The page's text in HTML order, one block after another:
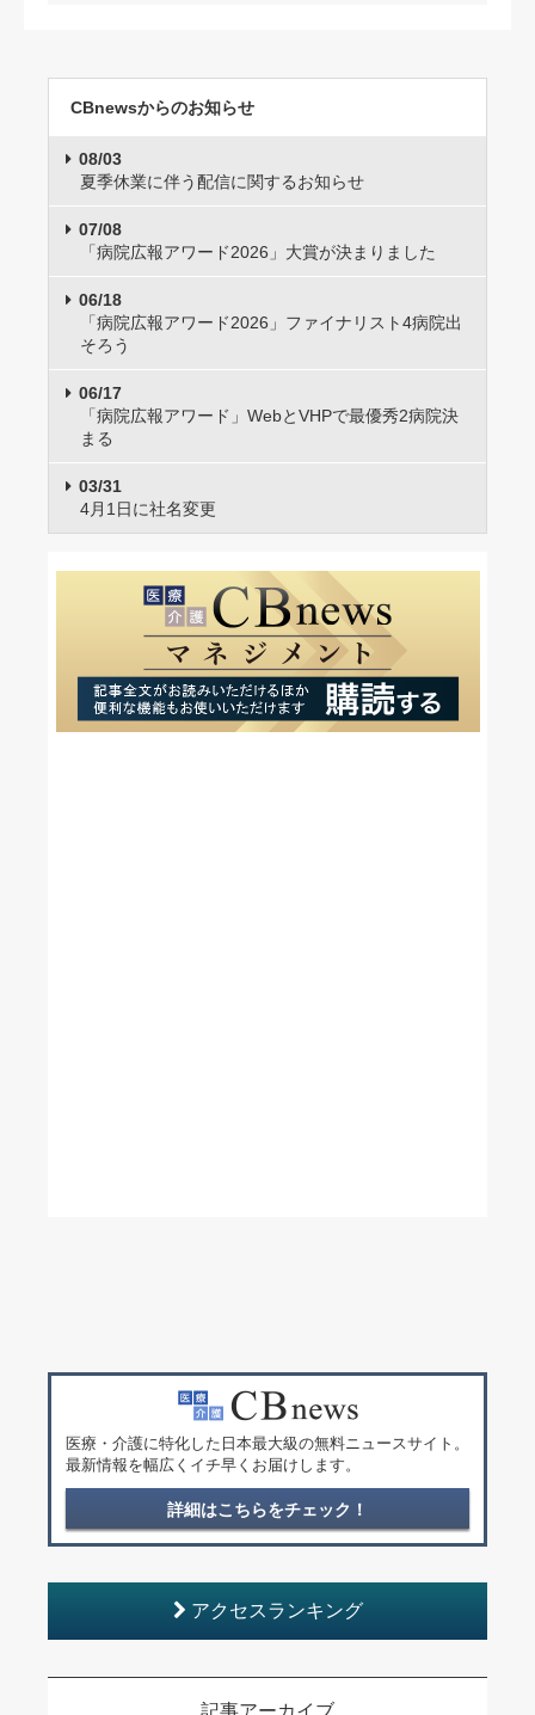
CBnewsからのお知らせ
08/03
夏季休業に伴う配信に関するお知らせ
07/08
「病院広報アワード2026」大賞が決まりました
06/18
「病院広報アワード2026」ファイナリスト4病院出
そろう
06/17
「病院広報アワード」WebとVHPで最優秀2病院決
まる
03/31
4月1日に社名変更
医療・介護に特化した日本最大級の無料ニュースサイト。
最新情報を幅広くイチ早くお届けします。
詳細はこちらをチェック！
アクセスランキング
記事アーカイブ